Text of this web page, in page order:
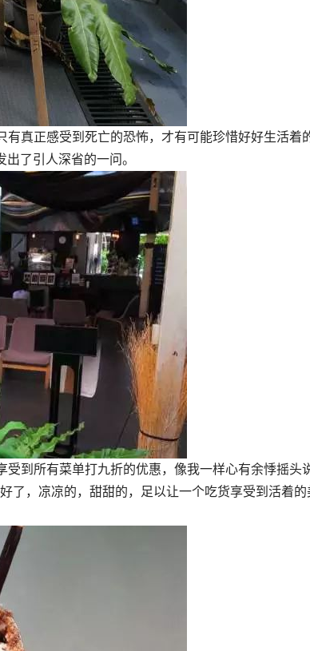
真正感受到死亡的恐怖，才有可能珍惜好好生活着
了引人深省的一问。
到所有菜单打九折的优惠，像我一样心有余悸摇头
了，凉凉的，甜甜的，足以让一个吃货享受到活着的